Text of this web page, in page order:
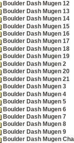
Boulder Dash Mugen 12
Boulder Dash Mugen 13
Boulder Dash Mugen 14
Boulder Dash Mugen 15
Boulder Dash Mugen 16
Boulder Dash Mugen 17
Boulder Dash Mugen 18
Boulder Dash Mugen 19
Boulder Dash Mugen 2
Boulder Dash Mugen 20
Boulder Dash Mugen 21
Boulder Dash Mugen 3
Boulder Dash Mugen 4
Boulder Dash Mugen 5
Boulder Dash Mugen 6
Boulder Dash Mugen 7
Boulder Dash Mugen 8
Boulder Dash Mugen 9
Boulder Dash Mugen